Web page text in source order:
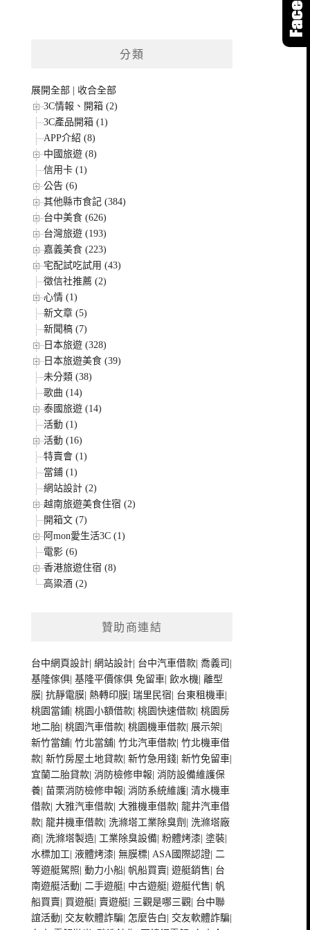
分類
展開全部
收合全部
3C情報、開箱 (2)
3C產品開箱 (1)
APP介紹 (8)
中國旅遊 (8)
信用卡 (1)
公告 (6)
其他縣市食記 (384)
台中美食 (626)
台灣旅遊 (193)
嘉義美食 (223)
宅配試吃試用 (43)
徵信社推薦 (2)
心情 (1)
新文章 (5)
新聞稿 (7)
日本旅遊 (328)
日本旅遊美食 (39)
未分類 (38)
歌曲 (14)
泰國旅遊 (14)
活動 (1)
活動 (16)
特賣會 (1)
當鋪 (1)
網站設計 (2)
越南旅遊美食住宿 (2)
開箱文 (7)
阿mon愛生活3C (1)
電影 (6)
香港旅遊住宿 (8)
高粱酒 (2)
贊助商連結
台中網頁設計 |網站設計 台中汽車借款 |喬義司
基隆傢俱 |基隆平價傢俱 免留車 |飲水機 |離型
膜 |抗靜電膜 |熱轉印膜 |瑞里民宿 台東租機車
桃園當鋪 |桃園小額借款 |桃園快速借款 |桃園房
地二胎 |桃園汽車借款 |桃園機車借款 展示架
新竹當舖 |竹北當舖 |竹北汽車借款 |竹北機車借
款 |新竹房屋土地貸款 |新竹急用錢 |新竹免留車
宜蘭二胎貸款 |消防檢修申報 |消防設備維護保
養 |苗栗消防檢修申報 |消防系統維護 |清水機車
借款 |大雅汽車借款 |大雅機車借款 |龍井汽車借
款 |龍井機車借款 洗滌塔工業除臭劑
洗滌塔廠
商 洗滌塔製造 工業除臭設備 |粉體烤漆 |塗裝
水標加工 |液體烤漆 |無膜標 |ASA國際認證 |二
等遊艇駕照 |動力小船 帆船買賣 |遊艇銷售 台
南遊艇活動 |二手遊艇 中古遊艇 |遊艇代售 帆
船買賣 買遊艇 賣遊艇 三觀是哪三觀 台中聯
誼活動 交友軟體詐騙 怎麼告白 交友軟體詐騙